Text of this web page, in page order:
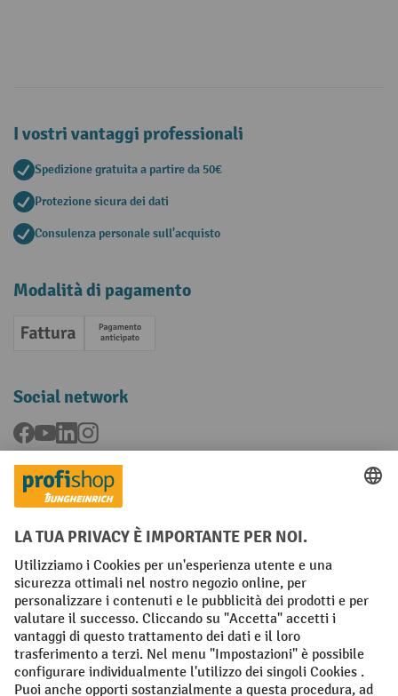
I vostri vantaggi professionali
Spedizione gratuita a partire da 50€
Protezione sicura dei dati
Consulenza personale sull'acquisto
Modalità di pagamento
Fattura Pagamento anticipato
Social network
Facebook
YouTubeLinkedInInstagram
Condizioni Generali di Vendita
Dichiarazione di protezione dei dati Impronta
Impostazioni sulla privacy
All prices excl. VAT plusshipping costsand possible delivery charges,
if not stated otherwise.
¹ Lo sconto è valido fino a esaurimento scorte. Lo sconto non si applica